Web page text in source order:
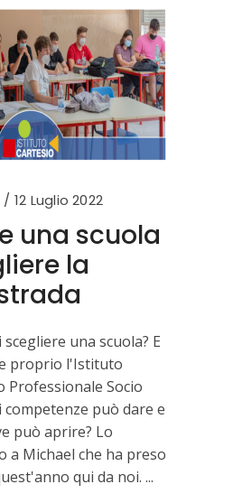
12 Luglio 2022
una scuola
la
una scuola? E
proprio l'Istituto
Professionale Socio
competenze può dare e
può aprire? Lo
a Michael che ha preso
qui da noi.